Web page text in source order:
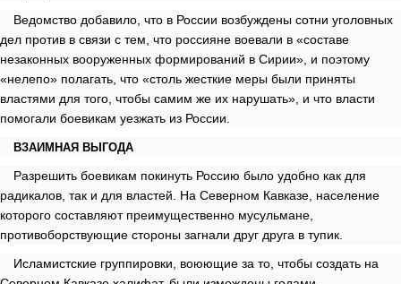
Ведомство добавило, что в России возбуждены сотни уголовных
дел против в связи с тем, что россияне воевали в «составе
незаконных вооруженных формирований в Сирии», и поэтому
«нелепо» полагать, что «столь жесткие меры были приняты
властями для того, чтобы самим же их нарушать», и что власти
помогали боевикам уезжать из России.
ВЗАИМНАЯ ВЫГОДА
Разрешить боевикам покинуть Россию было удобно как для
радикалов, так и для властей. На Северном Кавказе, население
которого составляют преимущественно мусульмане,
противоборствующие стороны загнали друг друга в тупик.
Исламистские группировки, воюющие за то, чтобы создать на